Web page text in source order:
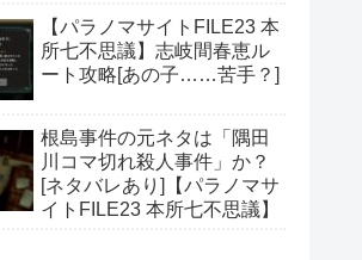
【パラノマサイトFILE23 本
所七不思議】志岐間春恵ル
ート攻略[あの子……苦手？]
根島事件の元ネタは「隅田
川コマ切れ殺人事件」か？
[ネタバレあり]【パラノマサ
イトFILE23 本所七不思議】